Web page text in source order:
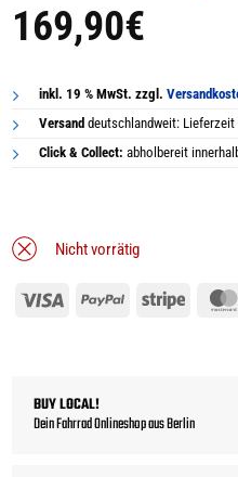
169,90€
inkl. 19 % MwSt. zzgl.
Versand deutschlandweit: Lieferzeit
Click & Collect: abholbereit
Nicht vorrätig
Visa PayPal Stripe
BUY LOCAL!
Dein Fahrrad Onlineshop aus Berlin